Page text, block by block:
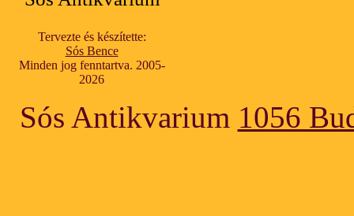
Tervezte és készítette:
Sós Bence
Minden jog fenntartva. 2005-
2026
Sós Antikvarium 1056